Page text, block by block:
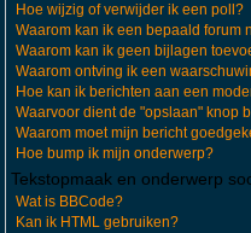
Hoe wijzig of verwijder ik een poll?
Waarom kan ik een bepaald forum
Waarom kan ik geen bijlagen
Waarom ontving ik een
Hoe kan ik berichten aan een
Waarvoor dient de "opslaan" knop
Waarom moet mijn bericht
Hoe bump ik mijn onderwerp?
Tekstopmaak en onderwerp
Wat is BBCode?
Kan ik HTML gebruiken?